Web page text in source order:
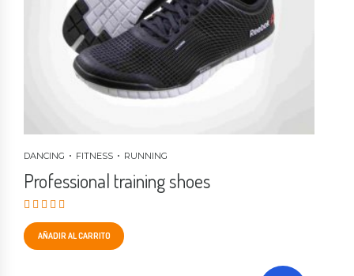
DANCING FITNESS RUNNING
Professional training shoes
AÑADIR AL CARRITO